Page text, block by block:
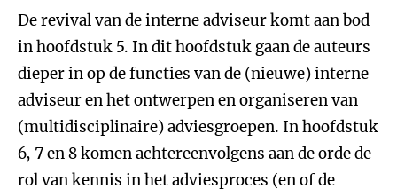
De revival van de interne adviseur komt aan bod
in hoofdstuk 5. In dit hoofdstuk gaan de auteurs
dieper in op de functies van de (nieuwe) interne
adviseur en het ontwerpen en organiseren van
(multidisciplinaire) adviesgroepen. In hoofdstuk
6, 7 en 8 komen achtereenvolgens aan de orde de
rol van kennis in het adviesproces (en of de